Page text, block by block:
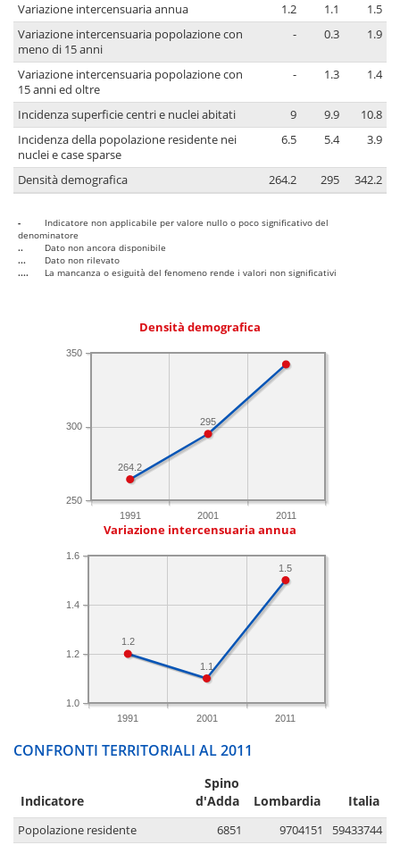
Variazione intercensuaria annua
1.2 1.1
1.5
Variazione intercensuaria popolazione con
meno di 15 anni
- 0.3 1.9
Variazione intercensuaria popolazione con
15 anni ed oltre
- 1.3 1.4
Incidenza superficie centri e nuclei abitati 9 9.9
10.8
Incidenza della popolazione residente nei
nuclei e case sparse
6.5 5.4 3.9
Densità demografica 264.2 295 342.2
-
Indicatore non applicabile per valore nullo o poco significativo del
denominatore
..
Dato non ancora disponibile
...
Dato non rilevato
....
La mancanza o esiguità del fenomeno rende i valori non significativi
Densità demografica
1991 2001 2011
250
300
350
295
264.2
Variazione intercensuaria annua
1991 2001 2011
1.0
1.2
1.4
1.6
1.5
1.1
1.2
CONFRONTI TERRITORIALI AL 2011
Indicatore
Spino
d'Adda
Lombardia Italia
Popolazione residente 6851 9704151
59433744